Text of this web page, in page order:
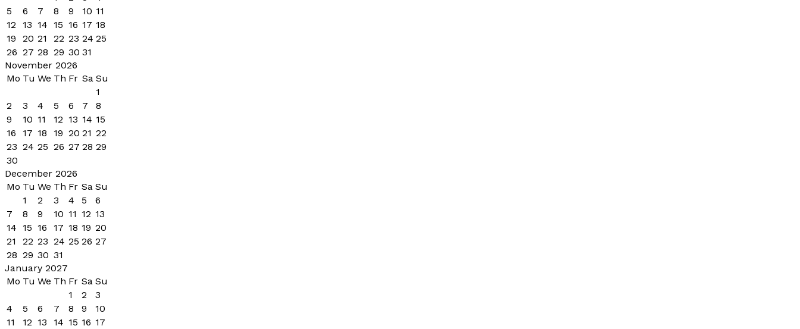
5
6 7 8 9 10 11
12
13 14 15 16 17 18
19
20 21 22 23 24 25
26 27 28 29 30 31
November 2026
Mo Tu We Th Fr Sa Su
1
2
3 4 5 6 7
8
9
10 11 12 13 14 15
16
17 18 19 20 21 22
23 24 25 26 27 28 29
30
December 2026
Mo Tu We Th Fr Sa Su
1
2 3 4 5
6
7
8 9 10 11 12 13
14
15 16 17 18 19 20
21
22 23 24 25 26 27
28 29 30 31
January 2027
Mo Tu We Th Fr Sa Su
1
2
3
4
5 6 7 8 9
10
11
12 13 14 15 16 17